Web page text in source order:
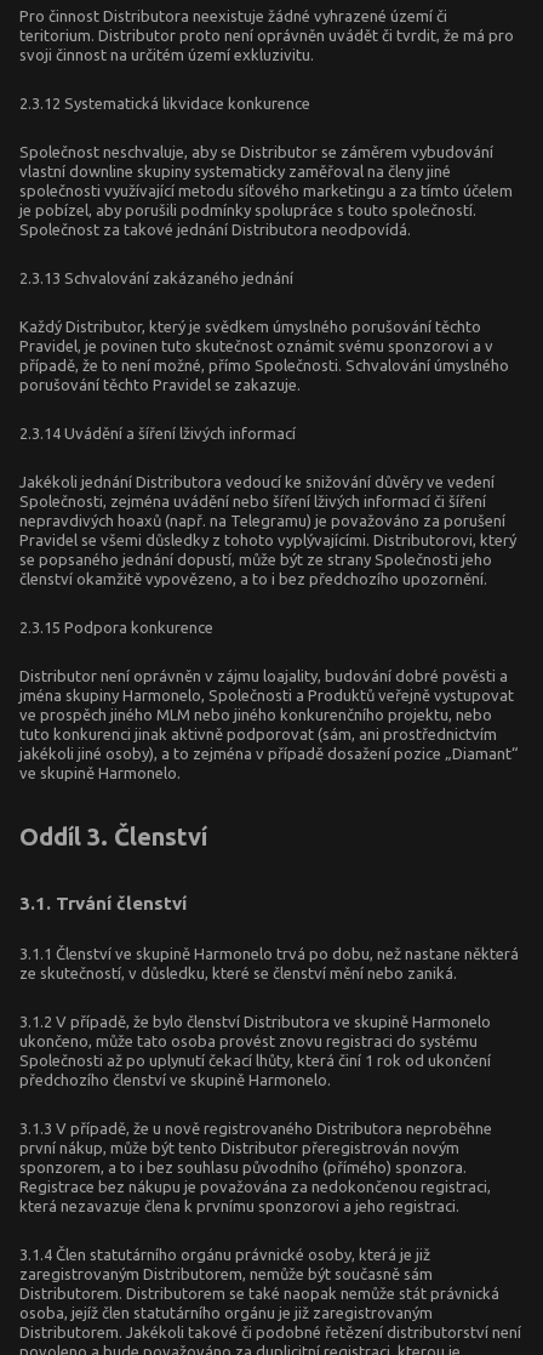
Pro činnost Distributora neexistuje žádné vyhrazené území či
teritorium. Distributor proto není oprávněn uvádět či tvrdit, že má pro
svoji činnost na určitém území exkluzivitu.
2.3.12 Systematická likvidace konkurence
Společnost neschvaluje, aby se Distributor se záměrem vybudování
vlastní downline skupiny systematicky zaměřoval na členy jiné
společnosti využívající metodu síťového marketingu a za tímto účelem
je pobízel, aby porušili podmínky spolupráce s touto společností.
Společnost za takové jednání Distributora neodpovídá.
2.3.13 Schvalování zakázaného jednání
Každý Distributor, který je svědkem úmyslného porušování těchto
Pravidel, je povinen tuto skutečnost oznámit svému sponzorovi a v
případě, že to není možné, přímo Společnosti. Schvalování úmyslného
porušování těchto Pravidel se zakazuje.
2.3.14 Uvádění a šíření lživých informací
Jakékoli jednání Distributora vedoucí ke snižování důvěry ve vedení
Společnosti, zejména uvádění nebo šíření lživých informací či šíření
nepravdivých hoaxů (např. na Telegramu) je považováno za porušení
Pravidel se všemi důsledky z tohoto vyplývajícími. Distributorovi, který
se popsaného jednání dopustí, může být ze strany Společnosti jeho
členství okamžitě vypovězeno, a to i bez předchozího upozornění.
2.3.15 Podpora konkurence
Distributor není oprávněn v zájmu loajality, budování dobré pověsti a
jména skupiny Harmonelo, Společnosti a Produktů veřejně vystupovat
ve prospěch jiného MLM nebo jiného konkurenčního projektu, nebo
tuto konkurenci jinak aktivně podporovat (sám, ani prostřednictvím
jakékoli jiné osoby), a to zejména v případě dosažení pozice „Diamant“
ve skupině Harmonelo.
Oddíl 3. Členství
3.1. Trvání členství
3.1.1 Členství ve skupině Harmonelo trvá po dobu, než nastane některá
ze skutečností, v důsledku, které se členství mění nebo zaniká.
3.1.2 V případě, že bylo členství Distributora ve skupině Harmonelo
ukončeno, může tato osoba provést znovu registraci do systému
Společnosti až po uplynutí čekací lhůty, která činí 1 rok od ukončení
předchozího členství ve skupině Harmonelo.
3.1.3 V případě, že u nově registrovaného Distributora neproběhne
první nákup, může být tento Distributor přeregistrován novým
sponzorem, a to i bez souhlasu původního (přímého) sponzora.
Registrace bez nákupu je považována za nedokončenou registraci,
která nezavazuje člena k prvnímu sponzorovi a jeho registraci.
3.1.4 Člen statutárního orgánu právnické osoby, která je již
zaregistrovaným Distributorem, nemůže být současně sám
Distributorem. Distributorem se také naopak nemůže stát právnická
osoba, jejíž člen statutárního orgánu je již zaregistrovaným
Distributorem. Jakékoli takové či podobné řetězení distributorství není
povoleno a bude považováno za duplicitní registraci, kterou je